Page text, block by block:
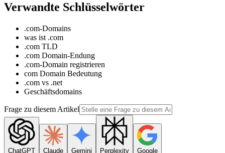
Verwandte Schlüsselwörter
.com-Domains
was ist .com
.com TLD
.com Domain-Endung
.com-Domain registrieren
com Domain Bedeutung
.com vs .net
Geschäftsdomains
Frage zu diesem Artikel
ChatGPT Claude Gemini Perplexity Google